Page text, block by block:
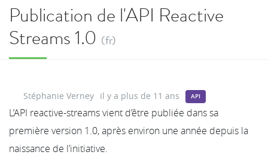
Publication de l'API Reactive
Streams 1.0 (fr)
Stéphanie Verney il y a plus de 11 ans API
L’API reactive-streams vient d’être publiée dans sa
première version 1.0, après environ une année depuis la
naissance de l’initiative.